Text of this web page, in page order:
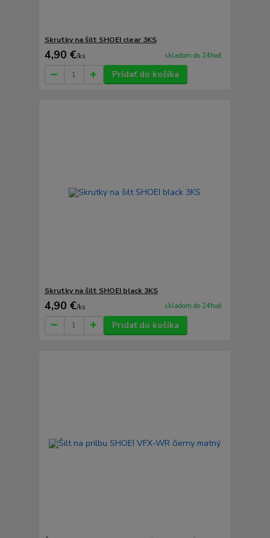
Skrutky na šilt SHOEI clear 3KS
4,90 €/ks skladom do 24hod.
Pridať do košíka
Skrutky na šilt SHOEI black 3KS
4,90 €/ks skladom do 24hod.
Pridať do košíka